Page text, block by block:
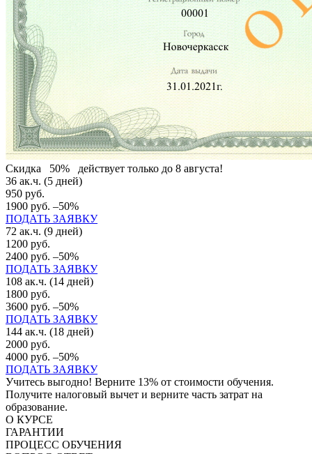
Скидка 50% действует только до 8 августа!
36 ак.ч. (5 дней)
950 руб.
1900 руб. –50%
ПОДАТЬ ЗАЯВКУ
72 ак.ч. (9 дней)
1200 руб.
2400 руб. –50%
ПОДАТЬ ЗАЯВКУ
108 ак.ч. (14 дней)
1800 руб.
3600 руб. –50%
ПОДАТЬ ЗАЯВКУ
144 ак.ч. (18 дней)
2000 руб.
4000 руб. –50%
ПОДАТЬ ЗАЯВКУ
Учитесь выгодно! Верните 13% от стоимости обучения.
Получите налоговый вычет и верните часть затрат на
образование.
О КУРСЕ
ГАРАНТИИ
ПРОЦЕСС ОБУЧЕНИЯ